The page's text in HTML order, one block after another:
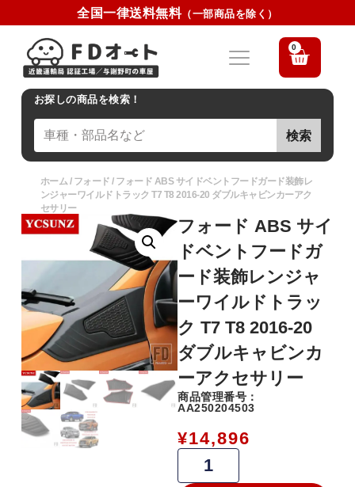
全国一律送料無料（一部商品を除く）
0
お探しの商品を検索！
検索
ホーム / フォード / フォード ABS サイドベントフードガード装飾レ
ンジャーワイルドトラック T7 T8 2016-20 ダブルキャビンカーアク
セサリー
フォード ABS サイ
ドベントフードガ
ード装飾レンジャ
ーワイルドトラッ
ク T7 T8 2016-20
ダブルキャビンカ
ーアクセサリー
商品管理番号：
AA250204503
¥14,896